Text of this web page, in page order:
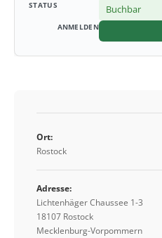
Buchbar
Ort:
Rostock
Adresse:
Lichtenhäger Chaussee 1-3
18107 Rostock
Mecklenburg-Vorpommern